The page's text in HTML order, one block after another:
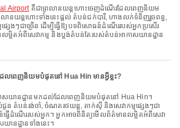
Airportគឺជាព្រលានយន្តហោះចេញដំណើរដែលពេញនិយម
ានយន្តហោះទាំងនេះផ្តល់ តំបន់ជក់បារី, ហាងលក់ទំនិញរួចពន្ធ,
មផ្សេងៗជាច្រើន ដើម្បីធ្វើឱ្យបទពិសោធន៍ដំណើររបស់អ្នកប្រសើរ
ម្អិតអំពីសេវាកម្ម និងប្លង់តំបន់តែរបស់តំបន់អាកាសយានដ្ឋាន
លពេញនិយមបំផុតនៅ Hua Hin មានអ្វីខ្លះ?
សយានដ្ឋានមកដល់ដែលពេញនិយមបំផុតនៅ Hua Hin។
ជូន តំបន់រង់ចាំ, ចំណតរថយន្ត, តាក់ស៊ី និងសេវាកម្មផ្សេងៗជា
ធ្វើដំណើររបស់អ្នក។ អ្នកអាចពិនិត្យមើលព័ត៌មានលម្អិតអំពីសេវា
ានដ្ឋានទាំងនេះ។